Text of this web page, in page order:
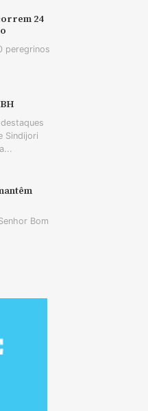
24
peregrinos
Sindijori
Bom